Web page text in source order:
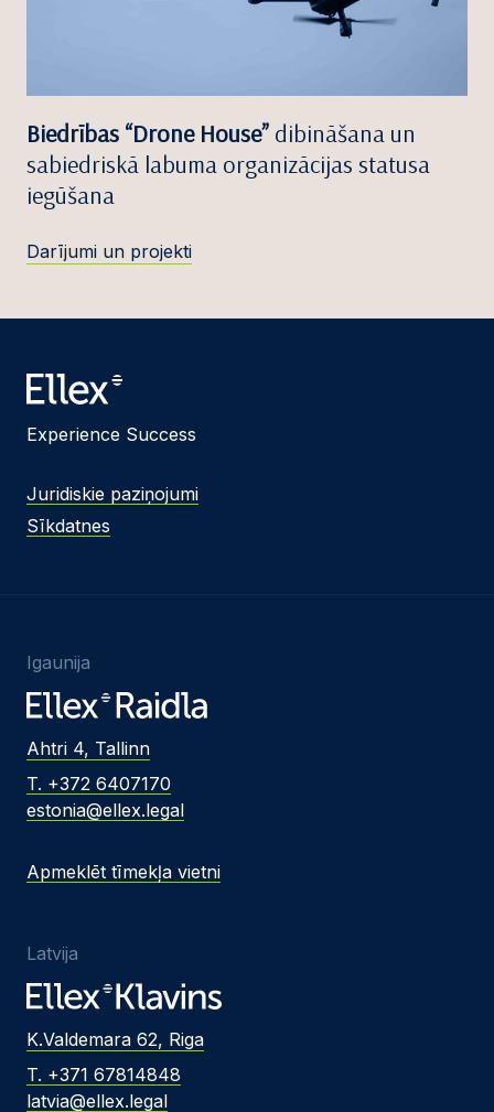
Biedrības “Drone House” dibināšana un
sabiedriskā labuma organizācijas statusa
iegūšana
Darījumi un projekti
Experience Success
Juridiskie paziņojumi
Sīkdatnes
Igaunija
Ahtri 4, Tallinn
T. +372 6407170
estonia@ellex.legal
Apmeklēt tīmekļa vietni
Latvija
K.Valdemara 62, Riga
T. +371 67814848
latvia@ellex.legal